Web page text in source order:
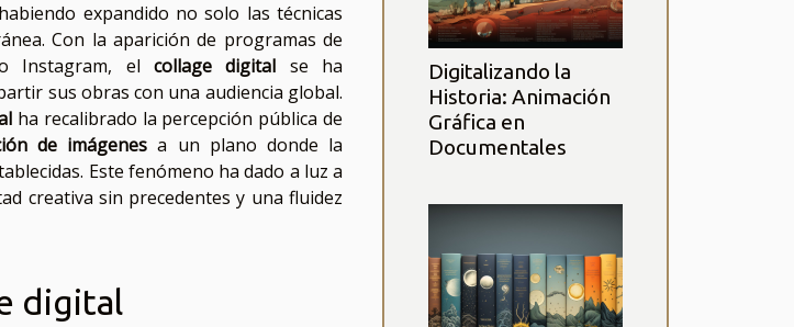
expandido no solo las técnicas
Con la aparición de programas de
Instagram, el collage digital se ha
sus obras con una audiencia global.
ha recalibrado la percepción pública de
de imágenes a un plano donde la
Este fenómeno ha dado a luz a
creativa sin precedentes y una fluidez
digital
Digitalizando la
Historia: Animación
Gráfica en
Documentales